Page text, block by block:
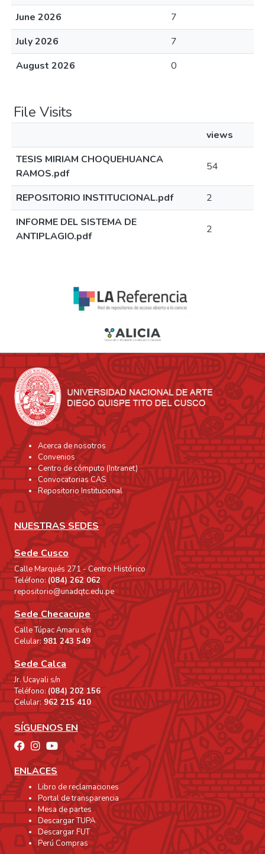
June 2026
7
July 2026
7
August 2026
0
File Visits
views
TESIS MIRIAM CHOQUEHUANCA
RAMOS.pdf
54
REPOSITORIO INSTITUCIONAL.pdf
2
INFORME DEL SISTEMA DE
ANTIPLAGIO.pdf
2
Acerca de nosotros
Convenios
Centro de cómputo (Intranet)
Convocatorias CAS
Repositorio Institucional
NUESTRAS SEDES
Sede Cusco
Calle Marqués 271 - Centro Histórico
Teléfono:(084) 262 062
repositorio@unadqtc.edu.pe
Sede Checacupe
Calle Túpac Amaru s/n
Celular: 981 243 549
Sede Calca
Jr. Ucayali s/n
Teléfono:(084) 202 156
Celular:962 215 410
SÍGUENOS EN
ENLACES
Libro de reclamaciones
Portal de transparencia
Mesa de partes
Descargar TUPA
Descargar FUT
Perú Compras